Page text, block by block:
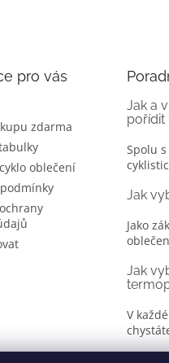
pro vás
zdarma
oblečení
Jak a
pořídit
Spolu
Jak
Jako
Jak
V